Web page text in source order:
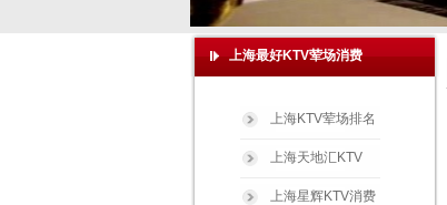
上海最好KTV荤场消费
上海KTV荤场排名
上海天地汇KTV
上海星辉KTV消费